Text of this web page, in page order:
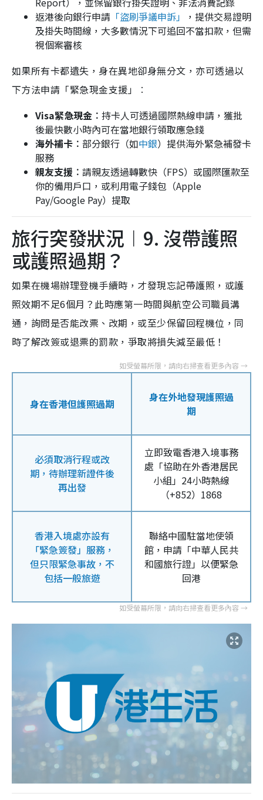
返港後向銀行申請 「盜刷爭議申訴」
，提供交易證明
及掛失時間線，大多數情況下可追回不當扣款，但需
視個案審核
如果所有卡都遺失，身在異地卻身無分文，亦可透過以
下方法申請「緊急現金支援」︰
Visa緊急現金︰ 持卡人可透過國際熱線申請，獲批
後最快數小時內可在當地銀行領取應急錢
海外補卡︰ 部分銀行（如中銀）提供海外緊急補發卡
服務
親友支援︰ 請親友透過轉數快（FPS）或國際匯款至
你的備用戶口，或利用電子錢包（Apple
Pay/Google Pay）提取
旅行突發狀況︱9. 沒帶護照
或護照過期？
如果在機場辦理登機手續時，才發現忘記帶護照，或護
照效期不足6個月？此時應第一時間與航空公司職員溝
通，詢問是否能改票、改期，或至少保留回程機位，同
時了解改簽或退票的罰款，爭取將損失減至最低！
身在香港但護照過期
身在外地發現護照過
期
必須取消行程或改
期，待辦理新證件後
再出發
立即致電香港入境事務
處「協助在外香港居民
小組」24小時熱線
（+852）1868
香港入境處亦設有
「緊急簽發」服務，
但只限緊急事故，不
包括一般旅遊
聯絡中國駐當地使領
館，申請「中華人民共
和國旅行證」以便緊急
回港